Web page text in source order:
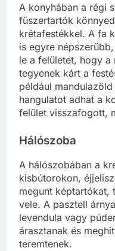
A konyhában a régi
fűszertartók
krétafestékkel. A fa
is egyre
le a felületet, hogy
tegyenek kárt a
például
hangulatot adhat a
felület visszafogott,
Hálószoba
A hálószobában a
kisbútorokon,
megunt képtartókat,
vele. A pasztell
levendula vagy
árasztanak és
teremtenek.